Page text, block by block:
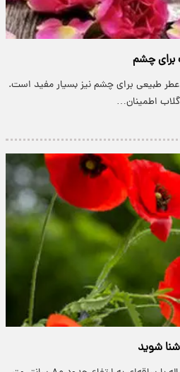
برای چشم
طبیعی برای چشم نیز بسیار مفید است.
اطمینان…
شوید